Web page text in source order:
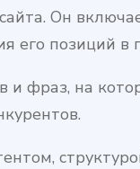
Он
его позиций в
фраз, на